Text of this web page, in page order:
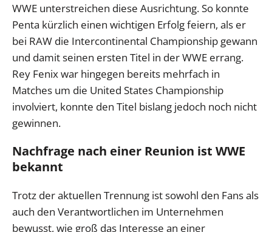
WWE unterstreichen diese Ausrichtung. So konnte
Penta kürzlich einen wichtigen Erfolg feiern, als er
bei RAW die Intercontinental Championship gewann
und damit seinen ersten Titel in der WWE errang.
Rey Fenix war hingegen bereits mehrfach in
Matches um die United States Championship
involviert, konnte den Titel bislang jedoch noch nicht
gewinnen.
Nachfrage nach einer Reunion ist WWE
bekannt
Trotz der aktuellen Trennung ist sowohl den Fans als
auch den Verantwortlichen im Unternehmen
bewusst, wie groß das Interesse an einer